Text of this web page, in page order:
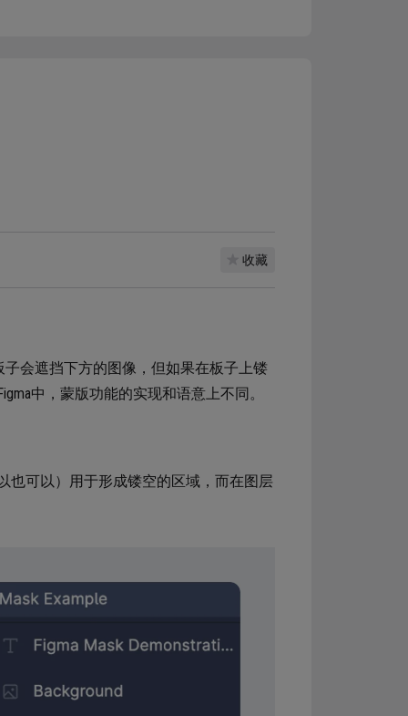
收藏
会遮挡下方的图像，但如果在板子上镂
中，蒙版功能的实现和语意上不同。
也可以）用于形成镂空的区域，而在图层